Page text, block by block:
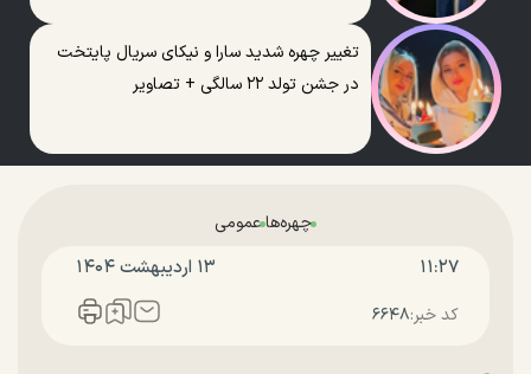
تغییر چهره شدید سارا و نیکای سریال پایتخت
در جشن تولد ۲۲ سالگی + تصاویر
چهره‌هاعمومی
۱۱:۲۷ ۱۳ ارديبهشت ۱۴۰۴
کد خبر:۶۶۴۸